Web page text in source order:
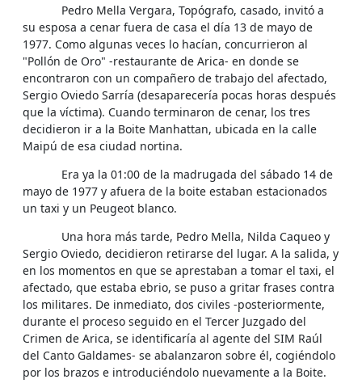
Pedro Mella Vergara, Topógrafo, casado, invitó a
su esposa a cenar fuera de casa el día 13 de mayo de
1977. Como algunas veces lo hacían, concurrieron al
"Pollón de Oro" -restaurante de Arica- en donde se
encontraron con un compañero de trabajo del afectado,
Sergio Oviedo Sarría (desaparecería pocas horas después
que la víctima). Cuando terminaron de cenar, los tres
decidieron ir a la Boite Manhattan, ubicada en la calle
Maipú de esa ciudad nortina.
Era ya la 01:00 de la madrugada del sábado 14 de
mayo de 1977 y afuera de la boite estaban estacionados
un taxi y un Peugeot blanco.
Una hora más tarde, Pedro Mella, Nilda Caqueo y
Sergio Oviedo, decidieron retirarse del lugar. A la salida, y
en los momentos en que se aprestaban a tomar el taxi, el
afectado, que estaba ebrio, se puso a gritar frases contra
los militares. De inmediato, dos civiles -posteriormente,
durante el proceso seguido en el Tercer Juzgado del
Crimen de Arica, se identificaría al agente del SIM Raúl
del Canto Galdames- se abalanzaron sobre él, cogiéndolo
por los brazos e introduciéndolo nuevamente a la Boite.